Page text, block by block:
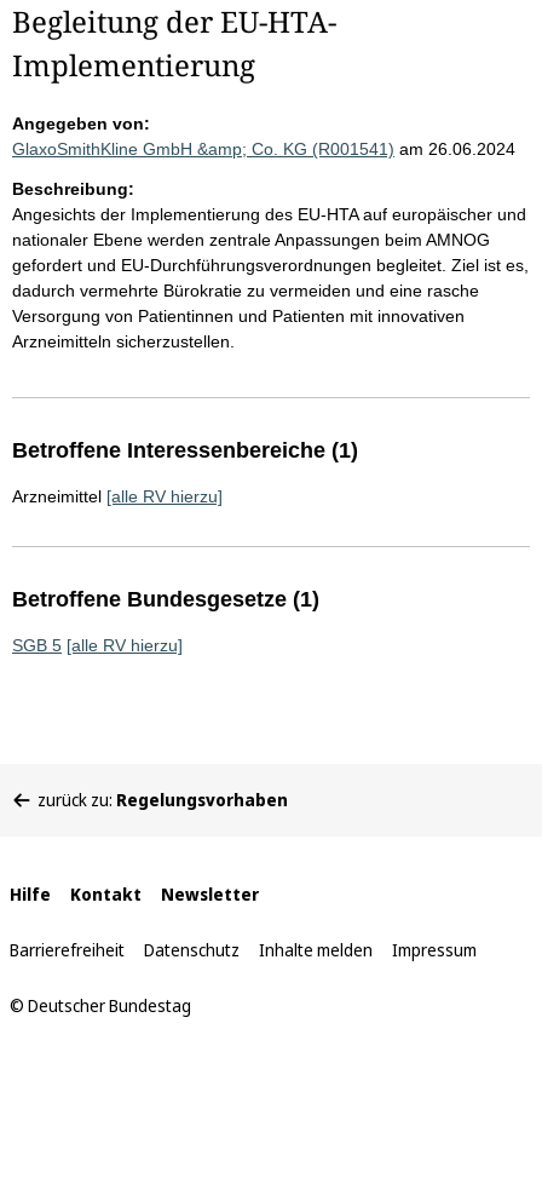
Begleitung der EU-HTA-
Implementierung
Angegeben von:
GlaxoSmithKline GmbH &amp; Co. KG (R001541) am 26.06.2024
Beschreibung:
Angesichts der Implementierung des EU-HTA auf europäischer und
nationaler Ebene werden zentrale Anpassungen beim AMNOG
gefordert und EU-Durchführungsverordnungen begleitet. Ziel ist es,
dadurch vermehrte Bürokratie zu vermeiden und eine rasche
Versorgung von Patientinnen und Patienten mit innovativen
Arzneimitteln sicherzustellen.
Betroffene Interessenbereiche (1)
Arzneimittel [alle RV hierzu]
Betroffene Bundesgesetze (1)
SGB 5 [alle RV hierzu]
befinden
zurück zu: Regelungsvorhaben
Interne
Links
Hilfe Kontakt Newsletter
Barrierefreiheit Datenschutz Inhalte melden Impressum
© Deutscher Bundestag